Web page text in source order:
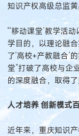
知识产权高级总监
“‘移动课堂’教学活
学目的，以理论融
了‘高校+产教融合’
堂”打破了高校与企
的深度融合，取得了
人才培养 创新模式
近年来，重庆知识